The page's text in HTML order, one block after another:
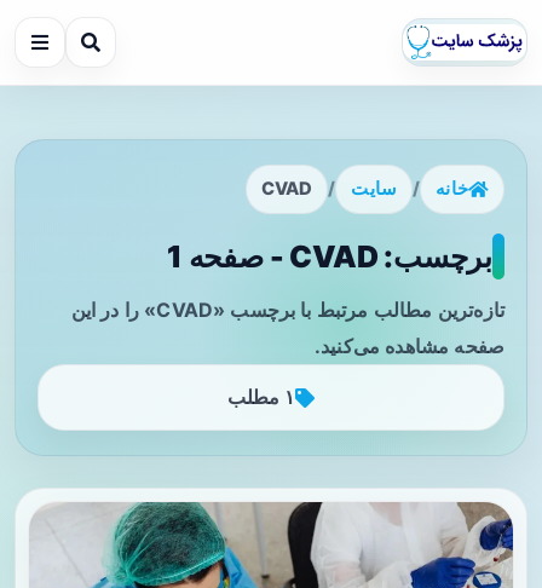
خانه / سایت /
CVAD
برچسب: CVAD - صفحه 1
تازه‌ترین مطالب مرتبط با برچسب «CVAD» را در این
صفحه مشاهده می‌کنید.
۱ مطلب